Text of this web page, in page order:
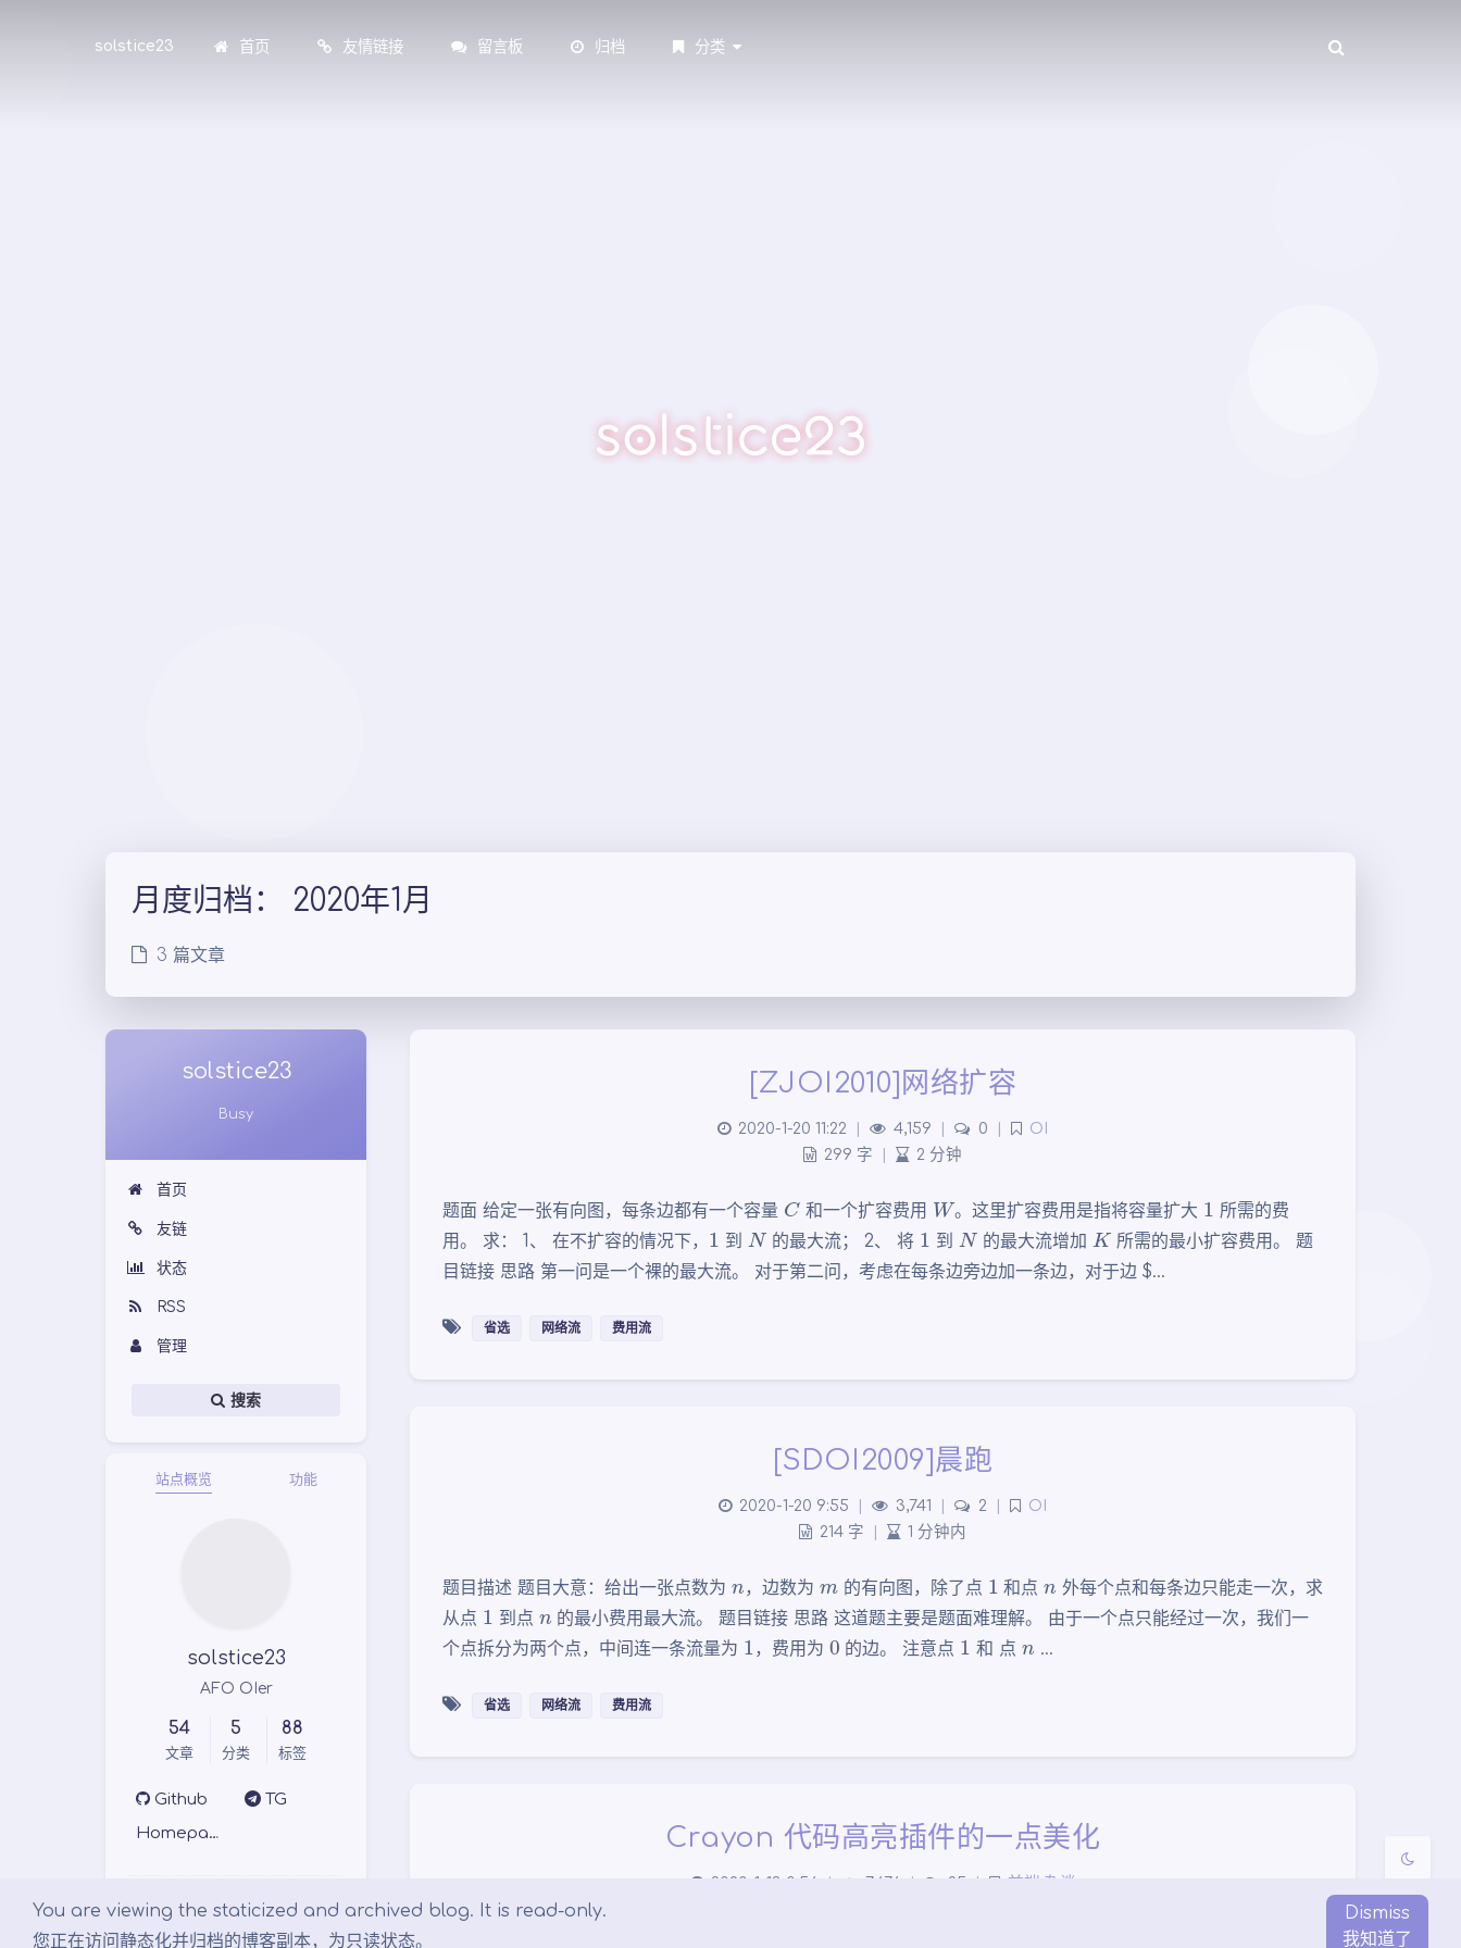
solstice23 首页 友情链接 留言板 归档 分类
月度归档： 2020年1月
3 篇文章
solstice23
Busy
首页
友链
状态
RSS
管理
搜索
站点概览 功能
solstice23
AFO OIer
54
文章
5
分类
88
标签
Github
TG
Homepage
Links
Argon 主题
[ZJOI2010]网络扩容
2020-1-20 11:22 4,159 0
OI
299 字
2 分钟
题面 给定一张有向图，每条边都有一个容量 C和一个扩容费用 W。这里扩容费用是指将容量扩大 1 所需的费
用。 求： 1、 在不扩容的情况下， 1 到 N 的最大流； 2、 将 1 到 N 的最大流增加 K
所需的最小扩容费用。 题
目链接 思路 第一问是一个裸的最大流。 对于第二问，考虑在每条边旁边加一条边，对于边 $…
省选 网络流 费用流
[SDOI2009]晨跑
2020-1-20 9:55 3,741 2
OI
214 字
1 分钟内
题目描述 题目大意：给出一张点数为 ，边数为 的有向图，除了点 1 和点
外每个点和每条边只能走一次，求
从点 1 到点
的最小费用最大流。 题目链接 思路 这道题主要是题面难理解。 由于一个点只能经过一次，我们一
个点拆分为两个点，中间连一条流量为 1 ，费用为 0 的边。 注意点 1 和 点 …
省选 网络流 费用流
Crayon 代码高亮插件的一点美化
2020-1-13 0:56 | 7,676 | 25 | 前端 杂谈
You are viewing the staticized and archived blog. It is read-only.
您正在访问静态化并归档的博客副本，为只读状态。
Dismiss
我知道了